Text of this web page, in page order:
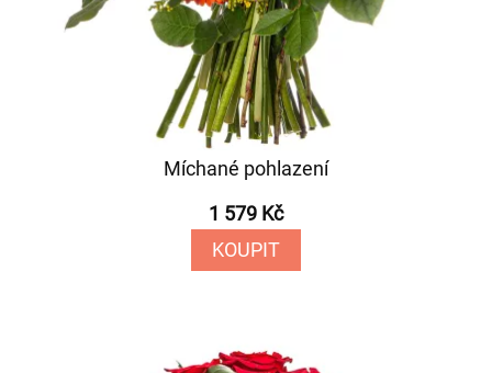
Míchané pohlazení
1 579 Kč
KOUPIT